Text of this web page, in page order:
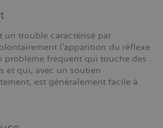
a ser sensível para muitos
O receio de julgamento ou o
a procurar alternativas mais
uma das opções mais procuradas.
médica em Portugaltornou-se uma
permite ao utilizador evitar
un trouble caractérisé par
l'apparition du réflexe
problème fréquent qui touche des
et qui, avec un soutien
est généralement facile à